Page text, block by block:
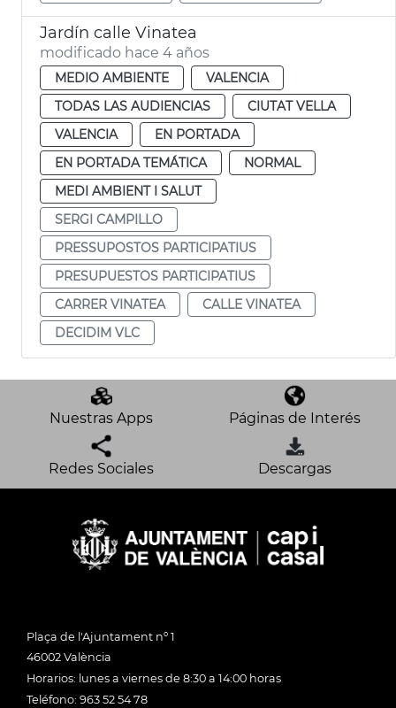
Jardín calle Vinatea
modificado hace 4 años
MEDIO AMBIENTE
VALENCIA
TODAS LAS AUDIENCIAS
CIUTAT VELLA
VALENCIA
EN PORTADA
EN PORTADA TEMÁTICA
NORMAL
MEDI AMBIENT I SALUT
SERGI CAMPILLO
PRESSUPOSTOS PARTICIPATIUS
PRESUPUESTOS PARTICIPATIUS
CARRER VINATEA
CALLE VINATEA
DECIDIM VLC
Nuestras Apps Páginas de Interés
Redes Sociales Descargas
Plaça de l'Ajuntament nº 1
46002 València
Horarios: lunes a viernes de 8:30 a 14:00 horas
Teléfono: 963 52 54 78